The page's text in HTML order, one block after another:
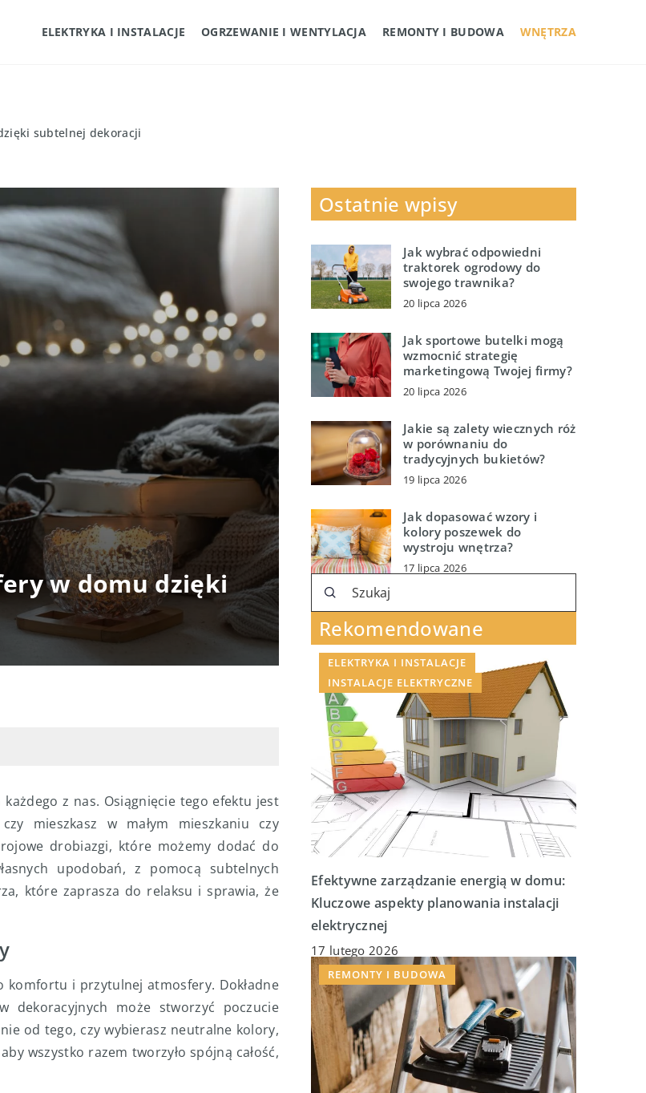
ELEKTRYKA I INSTALACJE OGRZEWANIE I WENTYLACJA REMONTY I BUDOWA WNĘTRZA
subtelnej dekoracji
w domu dzięki
z nas. Osiągnięcie tego efektu jest
mieszkasz w małym mieszkaniu czy
drobiazgi, które możemy dodać do
upodobań, z pomocą subtelnych
które zaprasza do relaksu i sprawia, że
i przytulnej atmosfery. Dokładne
dekoracyjnych może stworzyć poczucie
od tego, czy wybierasz neutralne kolory,
wszystko razem tworzyło spójną całość,
Ostatnie wpisy
Jak wybrać odpowiedni
traktorek ogrodowy do
swojego trawnika?
20 lipca 2026
Jak sportowe butelki mogą
wzmocnić strategię
marketingową Twojej firmy?
20 lipca 2026
Jakie są zalety wiecznych róż
w porównaniu do
tradycyjnych bukietów?
19 lipca 2026
Jak dopasować wzory i
kolory poszewek do
wystroju wnętrza?
17 lipca 2026
Rekomendowane
ELEKTRYKA I INSTALACJE
INSTALACJE ELEKTRYCZNE
Efektywne zarządzanie energią w domu:
Kluczowe aspekty planowania instalacji
elektrycznej
17 lutego 2026
REMONTY I BUDOWA